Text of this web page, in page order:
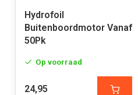
Hydrofoil
Buitenboordmotor Vanaf
50Pk
Op voorraad
24,95